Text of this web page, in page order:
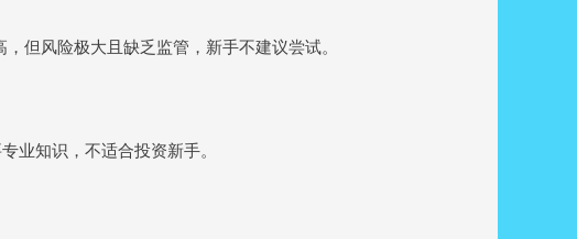
但风险极大且缺乏监管，新手不建议尝试。
业知识，不适合投资新手。